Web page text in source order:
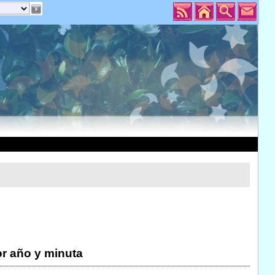
año y minuta